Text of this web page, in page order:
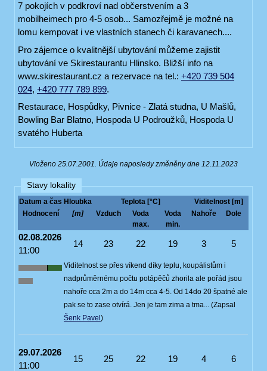
7 pokojích v podkroví nad občerstvením a 3
mobilheimech pro 4-5 osob... Samozřejmě je možné na
lomu kempovat i ve vlastních stanech či karavanech....
Pro zájemce o kvalitnější ubytování můžeme zajistit
ubytování ve Skirestaurantu Hlinsko. Bližší info na
www.skirestaurant.cz a rezervace na tel.: +420 739 504
024, +420 777 789 899.
Restaurace, Hospůdky, Pivnice - Zlatá studna, U Mašlů,
Bowling Bar Blatno, Hospoda U Podroužků, Hospoda U
svatého Huberta
Vloženo 25.07.2001. Údaje naposledy změněny dne 12.11.2023
Stavy lokality
Datum a čas Hloubka Teplota [°C]
Viditelnost [m]
Hodnocení
[m] Vzduch
Voda
max.
Voda
min.
Nahoře Dole
02.08.2026
11:00
14 23 22 19 3 5
Viditelnost se přes víkend díky teplu, koupálistům i
nadprůměrnému počtu potápěčů zhorila ale pořád jsou
nahoře cca 2m a do 14m cca 4-5. Od 14do 20 špatné ale
pak se to zase otvírá. Jen je tam zima a tma... (Zapsal
Šenk Pavel)
29.07.2026
11:00
15 25 22 19 4 6